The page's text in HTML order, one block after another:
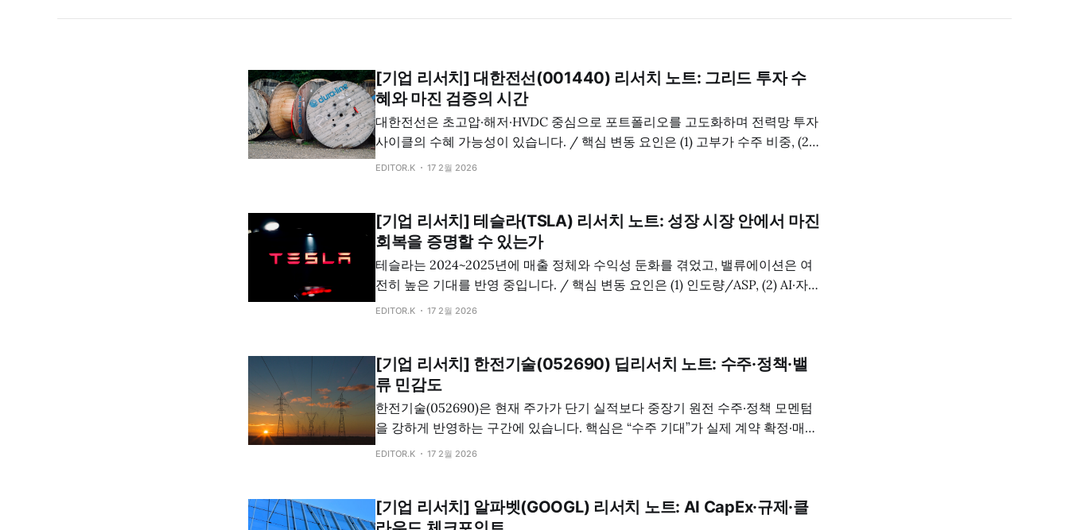
[기업 리서치] 대한전선(001440) 리서치 노트: 그리드 투자 수
혜와 마진 검증의 시간
대한전선은 초고압·해저·HVDC 중심으로 포트폴리오를 고도화하며 전력망 투자
사이클의 수혜 가능성이 있습니다. / 핵심 변동 요인은 (1) 고부가 수주 비중, (2)
원재료/환율 전가력, (3) 국내외 그리드 투자 실행 속도입니다.
EDITOR.K 17 2월 2026
[기업 리서치] 테슬라(TSLA) 리서치 노트: 성장 시장 안에서 마진
회복을 증명할 수 있는가
테슬라는 2024~2025년에 매출 정체와 수익성 둔화를 겪었고, 밸류에이션은 여
전히 높은 기대를 반영 중입니다. / 핵심 변동 요인은 (1) 인도량/ASP, (2) AI·자율
주행 수익화, (3) 에너지 사업 확장입니다.
EDITOR.K 17 2월 2026
[기업 리서치] 한전기술(052690) 딥리서치 노트: 수주·정책·밸
류 민감도
한전기술(052690)은 현재 주가가 단기 실적보다 중장기 원전 수주·정책 모멘텀
을 강하게 반영하는 구간에 있습니다. 핵심은 “수주 기대”가 실제 계약 확정·매출
인식·이익률 개선으로 얼마나 빠르게 전환되는지이며, 이 전환 속도가 기대에 못
EDITOR.K 17 2월 2026
[기업 리서치] 알파벳(GOOGL) 리서치 노트: AI CapEx·규제·클